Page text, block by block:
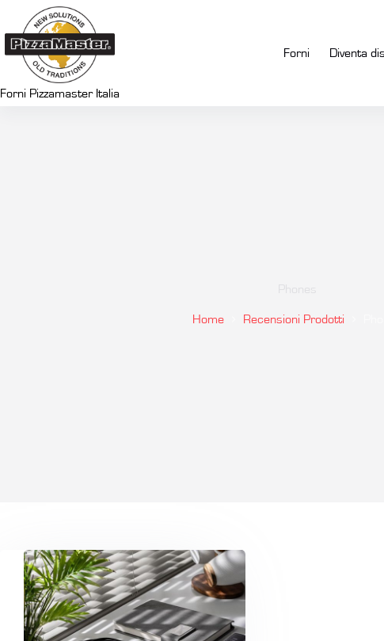
contenuto
Forni Pizzamaster Italia
Forni Diventa
Home Recensioni Prodotti